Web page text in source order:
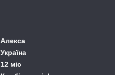
Алекса
Україна
12 міс